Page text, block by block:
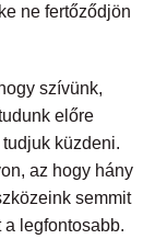
ne fertőződjön
szívünk,
előre
küzdeni.
az hogy hány
semmit
legfontosabb.